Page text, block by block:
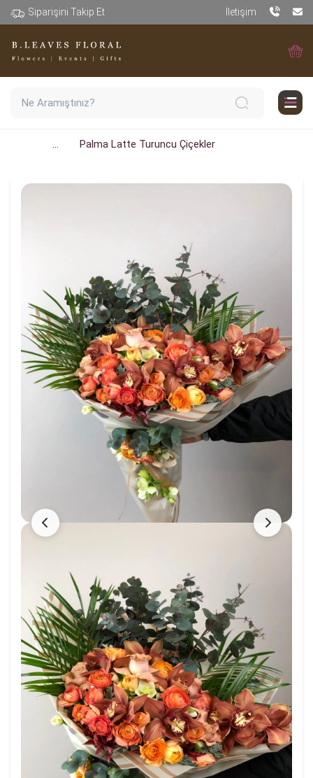
Siparişini Takip Et İletişim
... Palma Latte Turuncu Çiçekler